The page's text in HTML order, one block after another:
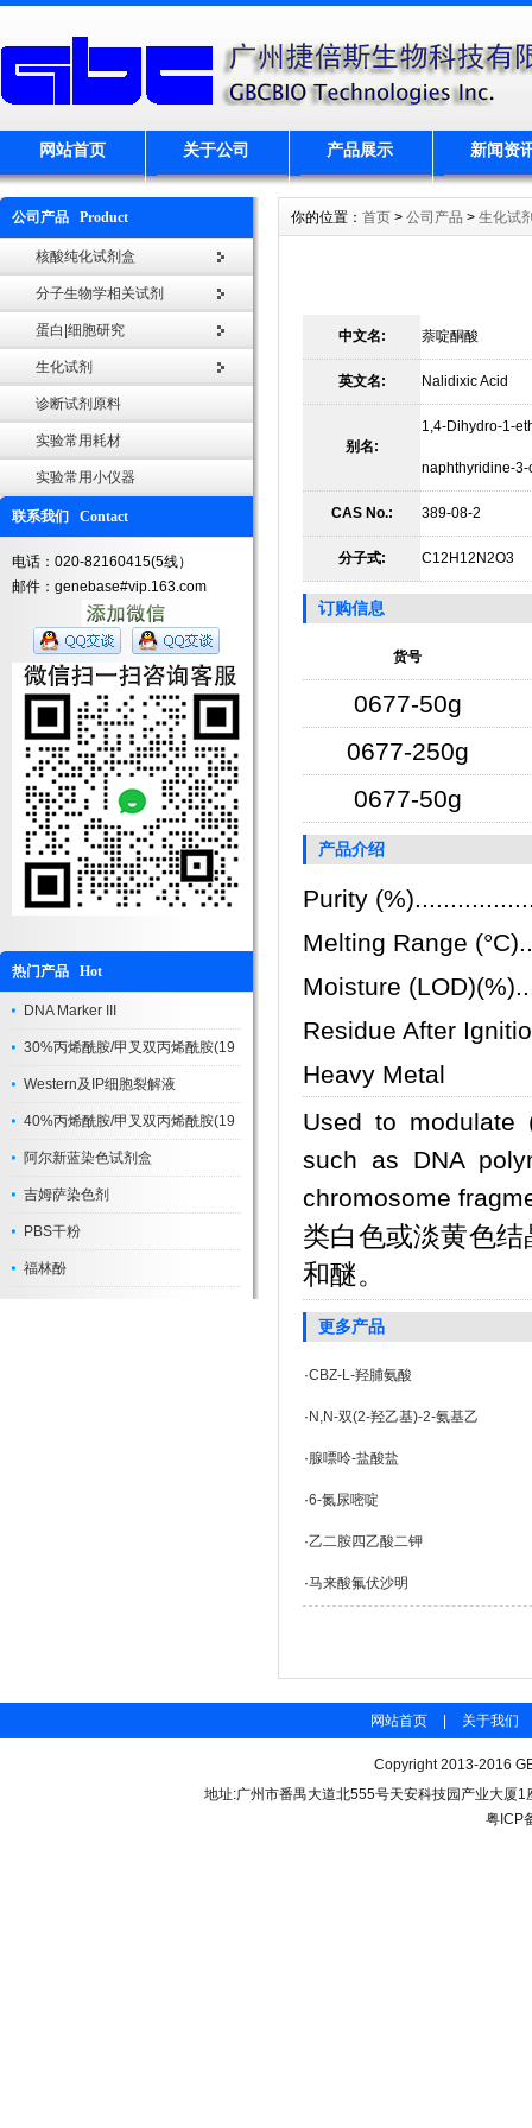
网站首页 关于公司 产品展示 新闻资
公司产品 Product
核酸纯化试剂盒
分子生物学相关试剂
蛋白|细胞研究
生化试剂
诊断试剂原料
实验常用耗材
实验常用小仪器
联系我们 Contact
电话：020-82160415(5线）
邮件：genebase#vip.163.com
热门产品 Hot
DNA Marker III
30%丙烯酰胺/甲叉双丙烯酰胺(19
Western及IP细胞裂解液
40%丙烯酰胺/甲叉双丙烯酰胺(19
阿尔新蓝染色试剂盒
吉姆萨染色剂
PBS干粉
福林酚
你的位置： 首页 > 公司产品 > 生化试
中文名: 萘啶酮酸
英文名: Nalidixic Acid
别名:
1,4-Dihydro-1-
naphthyridine-
CAS No.: 389-08-2
分子式: C12H12N2O3
订购信息
货号
0677-50g
0677-250g
0677-50g
产品介绍
Purity
Melting Range
Moisture
Residue After
Heavy Metal
Used to modulate
such as DNA
chromosome
类白色或淡黄色
和醚。
更多产品
·CBZ-L-羟脯氨酸
· N,N-双(2-羟乙基)-2-氨基乙
·腺嘌呤-盐酸盐
·6-氮尿嘧啶
·乙二胺四乙酸二钾
·马来酸氟伏沙明
网站首页 关于我们
Copyright 2013-2016
地址:广州市番禺大道北555号天安科技园产业大厦
粤ICP